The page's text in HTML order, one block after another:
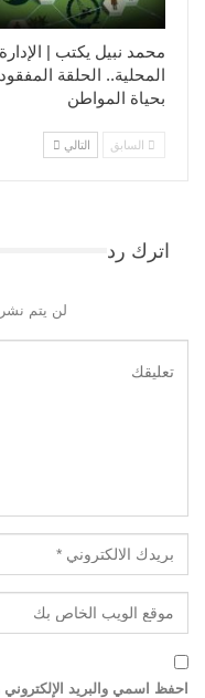
محمد نبيل يكتب | الإدارة
المحلية.. الحلقة
بحياة المواطن
السابق التالي
اترك رد
لن يتم نشر
احفظ اسمي والبريد